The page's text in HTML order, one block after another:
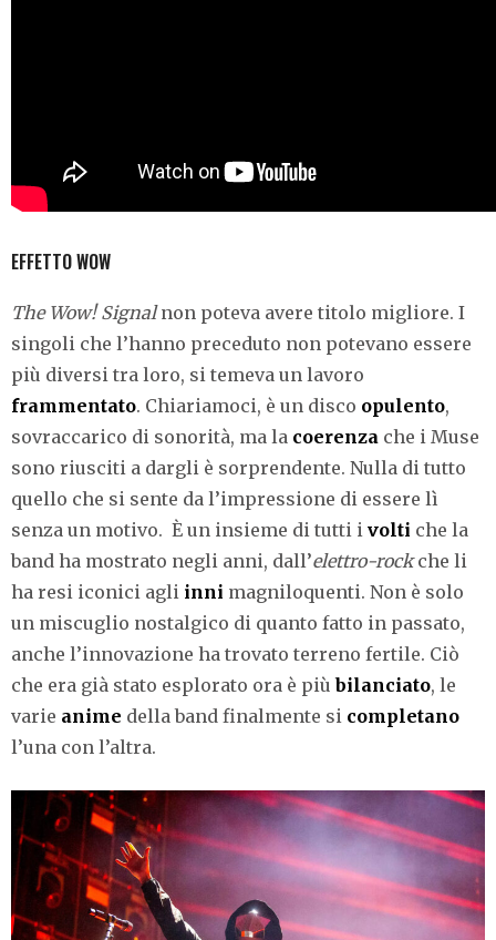
EFFETTO WOW
The Wow! Signalnon poteva avere titolo migliore. I
singoli che l’hanno preceduto non potevano essere
più diversi tra loro, si temeva un lavoro
frammentato. Chiariamoci, è un disco opulento,
sovraccarico di sonorità, ma la coerenza che i Muse
sono riusciti a dargli è sorprendente. Nulla di tutto
quello che si sente da l’impressione di essere lì
senza un motivo. È un insieme di tutti i volti che la
band ha mostrato negli anni, dall’elettro-rockche li
ha resi iconici agli inni magniloquenti. Non è solo
un miscuglio nostalgico di quanto fatto in passato,
anche l’innovazione ha trovato terreno fertile. Ciò
che era già stato esplorato ora è piùbilanciato, le
varie anime della band finalmente si completano
l’una con l’altra.